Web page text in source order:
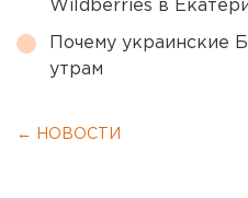
Wildberries в
Почему
утрам
← НОВОСТИ